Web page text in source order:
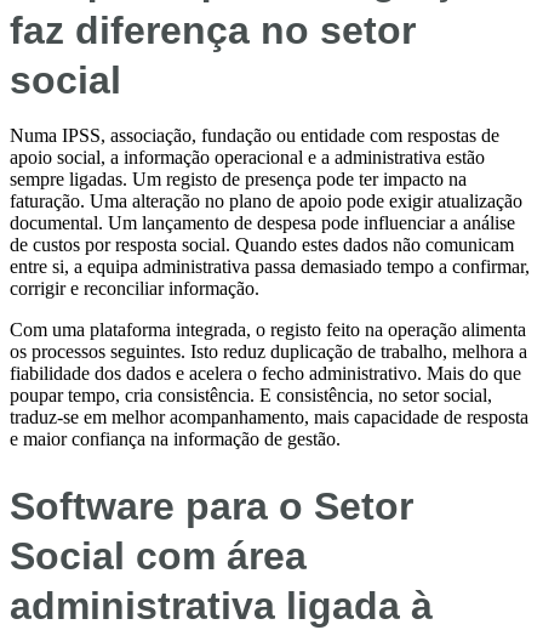
faz diferença no setor
social
Numa IPSS, associação, fundação ou entidade com respostas de
apoio social, a informação operacional e a administrativa estão
sempre ligadas. Um registo de presença pode ter impacto na
faturação. Uma alteração no plano de apoio pode exigir atualização
documental. Um lançamento de despesa pode influenciar a análise
de custos por resposta social. Quando estes dados não comunicam
entre si, a equipa administrativa passa demasiado tempo a confirmar,
corrigir e reconciliar informação.
Com uma plataforma integrada, o registo feito na operação alimenta
os processos seguintes. Isto reduz duplicação de trabalho, melhora a
fiabilidade dos dados e acelera o fecho administrativo. Mais do que
poupar tempo, cria consistência. E consistência, no setor social,
traduz-se em melhor acompanhamento, mais capacidade de resposta
e maior confiança na informação de gestão.
Software para o Setor
Social com área
administrativa ligada à